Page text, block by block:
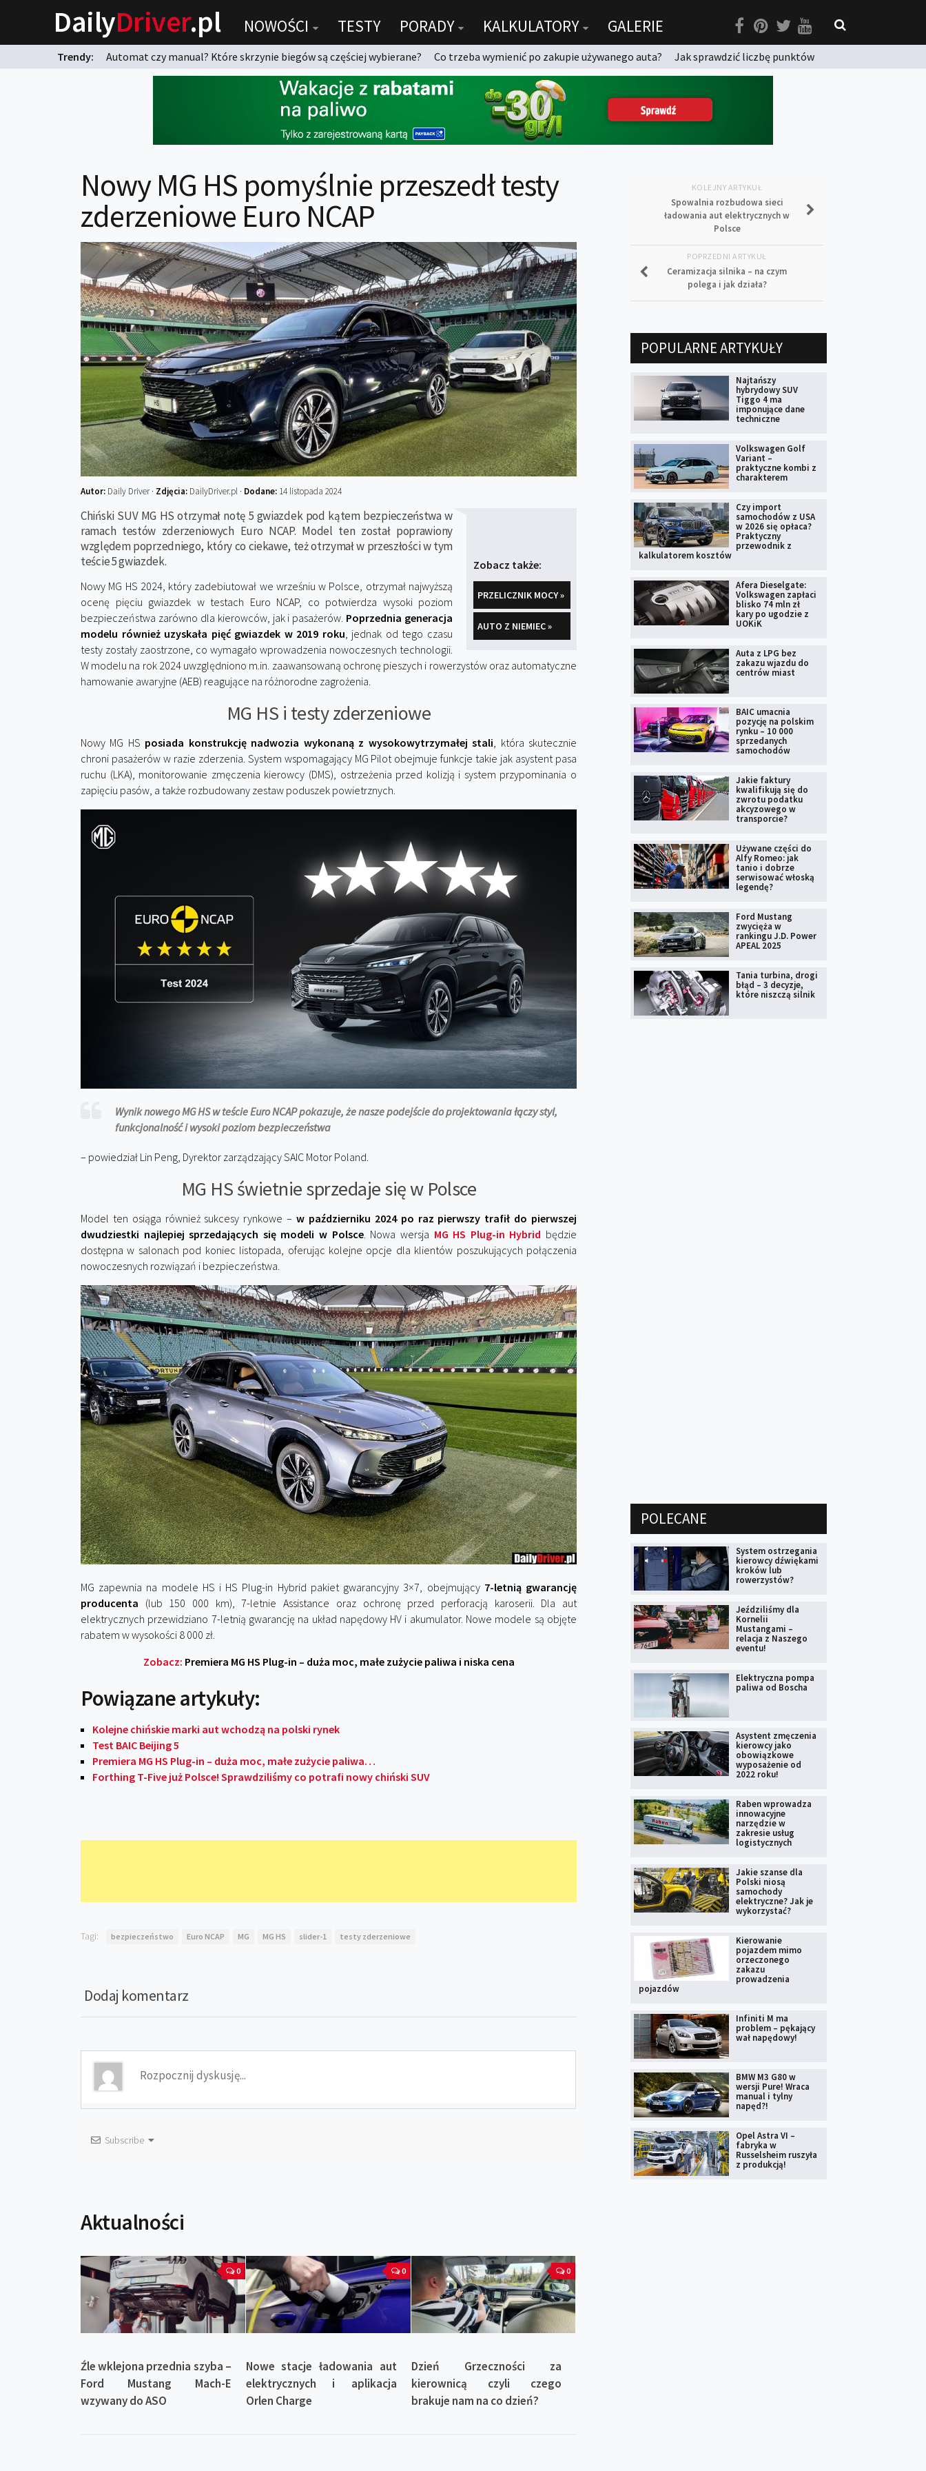
DailyDriver.pl NOWOŚCI TESTY PORADY KALKULATORY GALERIE
Trendy: Automat czy manual? Które skrzynie biegów są częściej wybierane? Co trzeba wymienić po zakupie używanego auta?
Jak sprawdzić liczbę punktów
Nowy MG HS pomyślnie przeszedł testy
zderzeniowe Euro NCAP
Autor: Daily Driver · Zdjęcia: DailyDriver.pl · Dodane: 14 listopada 2024
Zobacz także:
PRZELICZNIK MOCY »
AUTO Z NIEMIEC »
Chiński SUV MG HS otrzymał notę 5 gwiazdek pod kątem bezpieczeństwa w
ramach testów zderzeniowych Euro NCAP. Model ten został poprawiony
względem poprzedniego, który co ciekawe, też otrzymał w przeszłości w tym
teście 5 gwiazdek.
Nowy MG HS 2024, który zadebiutował we wrześniu w Polsce, otrzymał najwyższą
ocenę pięciu gwiazdek w testach Euro NCAP, co potwierdza wysoki poziom
bezpieczeństwa zarówno dla kierowców, jak i pasażerów. Poprzednia generacja
modelu również uzyskała pięć gwiazdek w 2019 roku, jednak od tego czasu
testy zostały zaostrzone, co wymagało wprowadzenia nowoczesnych technologii.
W modelu na rok 2024 uwzględniono m.in. zaawansowaną ochronę pieszych i rowerzystów oraz automatyczne
hamowanie awaryjne (AEB) reagujące na różnorodne zagrożenia.
MG HS i testy zderzeniowe
Nowy MG HS posiada konstrukcję nadwozia wykonaną z wysokowytrzymałej stali, która skutecznie
chroni pasażerów w razie zderzenia. System wspomagający MG Pilot obejmuje funkcje takie jak asystent pasa
ruchu (LKA), monitorowanie zmęczenia kierowcy (DMS), ostrzeżenia przed kolizją i system przypominania o
zapięciu pasów, a także rozbudowany zestaw poduszek powietrznych.
Wynik nowego MG HS w teście Euro NCAP pokazuje, że nasze podejście do projektowania łączy styl,
funkcjonalność i wysoki poziom bezpieczeństwa
– powiedział Lin Peng, Dyrektor zarządzający SAIC Motor Poland.
MG HS świetnie sprzedaje się w Polsce
Model ten osiąga również sukcesy rynkowe –w październiku 2024 po raz pierwszy trafił do pierwszej
dwudziestki najlepiej sprzedających się modeli w Polsce. Nowa wersja MG HS Plug-in Hybrid będzie
dostępna w salonach pod koniec listopada, oferując kolejne opcje dla klientów poszukujących połączenia
nowoczesnych rozwiązań i bezpieczeństwa.
MG zapewnia na modele HS i HS Plug-in Hybrid pakiet gwarancyjny 3×7, obejmujący 7-letnią gwarancję
producenta (lub 150 000 km), 7-letnie Assistance oraz ochronę przed perforacją karoserii. Dla aut
elektrycznych przewidziano 7-letnią gwarancję na układ napędowy HV i akumulator. Nowe modele są objęte
rabatem w wysokości 8 000 zł.
Zobacz: Premiera MG HS Plug-in – duża moc, małe zużycie paliwa i niska cena
Powiązane artykuły:
Kolejne chińskie marki aut wchodzą na polski rynek
Test BAIC Beijing 5
Premiera MG HS Plug-in – duża moc, małe zużycie paliwa…
Forthing T-Five już Polsce! Sprawdziliśmy co potrafi nowy chiński SUV
Tagi: bezpieczeństwo Euro NCAP MG MG HS slider-1 testy zderzeniowe
Dodaj komentarz
Subscribe
Aktualności
0
Źle wklejona przednia szyba –
Ford Mustang Mach-E
wzywany do ASO
0
Nowe stacje ładowania aut
elektrycznych i aplikacja
Orlen Charge
0
Dzień Grzeczności za
kierownicą czyli czego
brakuje nam na co dzień?
KOLEJNY ARTYKUŁ
Spowalnia rozbudowa sieci
ładowania aut elektrycznych w
Polsce
POPRZEDNI ARTYKUŁ
Ceramizacja silnika – na czym
polega i jak działa?
POPULARNE ARTYKUŁY
Najtańszy
hybrydowy SUV
Tiggo 4 ma
imponujące dane
techniczne
Volkswagen Golf
Variant –
praktyczne kombi z
charakterem
Czy import
samochodów z USA
w 2026 się opłaca?
Praktyczny
przewodnik z
kalkulatorem kosztów
Afera Dieselgate:
Volkswagen zapłaci
blisko 74 mln zł
kary po ugodzie z
UOKiK
Auta z LPG bez
zakazu wjazdu do
centrów miast
BAIC umacnia
pozycję na polskim
rynku – 10 000
sprzedanych
samochodów
Jakie faktury
kwalifikują się do
zwrotu podatku
akcyzowego w
transporcie?
Używane części do
Alfy Romeo: jak
tanio i dobrze
serwisować włoską
legendę?
Ford Mustang
zwycięża w
rankingu J.D. Power
APEAL 2025
Tania turbina, drogi
błąd – 3 decyzje,
które niszczą silnik
POLECANE
System ostrzegania
kierowcy dźwiękami
kroków lub
rowerzystów?
Jeździliśmy dla
Kornelii
Mustangami –
relacja z Naszego
eventu!
Elektryczna pompa
paliwa od Boscha
Asystent zmęczenia
kierowcy jako
obowiązkowe
wyposażenie od
2022 roku!
Raben wprowadza
innowacyjne
narzędzie w
zakresie usług
logistycznych
Jakie szanse dla
Polski niosą
samochody
elektryczne? Jak je
wykorzystać?
Kierowanie
pojazdem mimo
orzeczonego
zakazu
prowadzenia
pojazdów
Infiniti M ma
problem – pękający
wał napędowy!
BMW M3 G80 w
wersji Pure! Wraca
manual i tylny
napęd?!
Opel Astra VI –
fabryka w
Russelsheim ruszyła
z produkcją!